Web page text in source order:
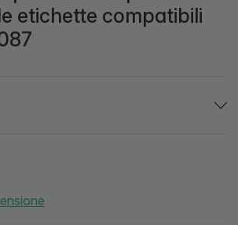
etichette compatibili